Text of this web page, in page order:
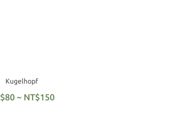
Kugelhopf
~ NT$150